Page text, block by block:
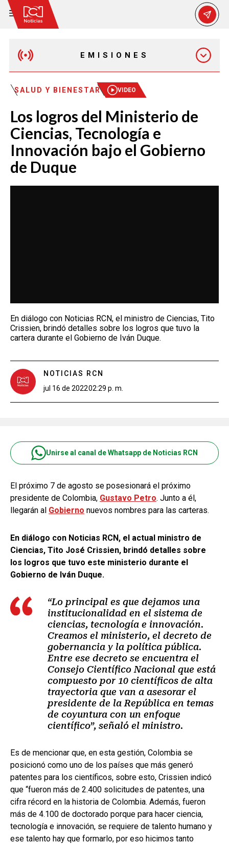
EMISIONES
EMISIÓN 12:30 PM
EMISIÓN 7:00 PM
SALUD Y BIENESTAR VIDEO
Los logros del Ministerio de
Ciencias, Tecnología e
Innovación bajo el Gobierno
de Duque
En diálogo con Noticias RCN, el ministro de Ciencias, Tito
Crissien, brindó detalles sobre los logros que tuvo la
cartera durante el Gobierno de Iván Duque.
NOTICIAS RCN
jul 16 de 202202:29 p. m.
Unirse al canal de Whatsapp de Noticias RCN
El próximo 7 de agosto se posesionará el próximo
presidente de Colombia, Gustavo Petro. Junto a él,
llegarán al Gobierno nuevos nombres para las carteras.
En diálogo con Noticias RCN, el actual ministro de
Ciencias, Tito José Crissien, brindó detalles sobre
los logros que tuvo este ministerio durante el
Gobierno de Iván Duque.
“Lo principal es que dejamos una
institucionalidad en el sistema de
ciencias, tecnología e innovación.
Creamos el ministerio, el decreto de
gobernancia y la política pública.
Entre ese decreto se encuentra el
Consejo Científico Nacional que está
compuesto por 10 científicos de alta
trayectoria que van a asesorar el
presidente de la República en temas
de coyuntura con un enfoque
científico”, señaló el ministro.
Es de mencionar que, en esta gestión, Colombia se
posicionó como uno de los países que más generó
patentes para los científicos, sobre esto, Crissien indicó
que “fueron más de 2.400 solicitudes de patentes, una
cifra récord en la historia de Colombia. Además, fueron
más de 4.100 de doctorado porque para hacer ciencia,
tecnología e innovación, se requiere de talento humano y
ese talento hay que formarlo, por eso hicimos tanto